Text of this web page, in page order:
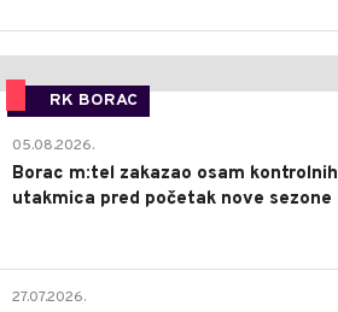
RK BORAC
05.08.2026.
Borac m:tel zakazao osam kontrolnih
utakmica pred početak nove sezone
27.07.2026.